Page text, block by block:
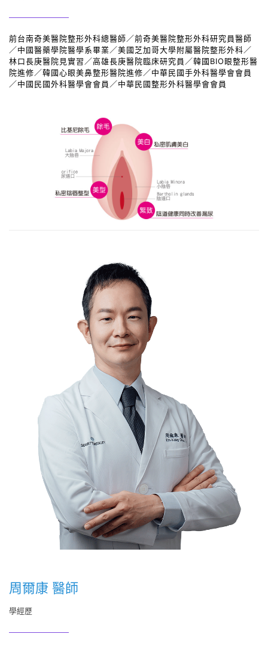
前台南奇美醫院整形外科總醫師／前奇美醫院整形外科研究員醫師
／中國醫藥學院醫學系畢業／美國芝加哥大學附屬醫院整形外科／
林口長庚醫院見實習／高雄長庚醫院臨床研究員／韓國BIO眼整形醫
院進修／韓國心眼美鼻整形醫院進修／中華民國手外科醫學會會員
／中國民國外科醫學會會員／中華民國整形外科醫學會會員
私密處整形
周爾康 醫師
學經歷